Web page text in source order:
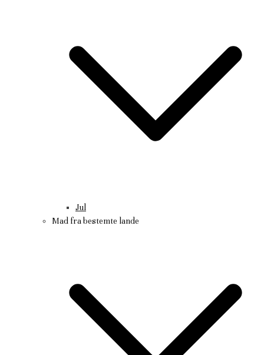
Jul
Mad fra bestemte lande